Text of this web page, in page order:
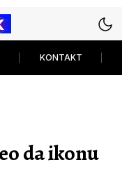
KONTAKT
da ikonu